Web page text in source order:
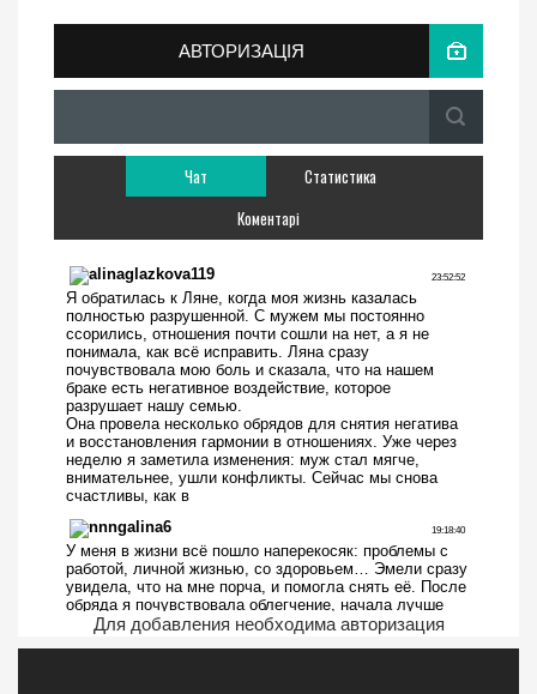
АВТОРИЗАЦІЯ
Чат
Статистика
Коментарі
Для добавления необходима авторизация